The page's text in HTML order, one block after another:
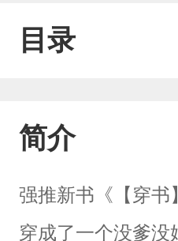
目录
简介
强推新书《【穿书
穿成了一个没爹